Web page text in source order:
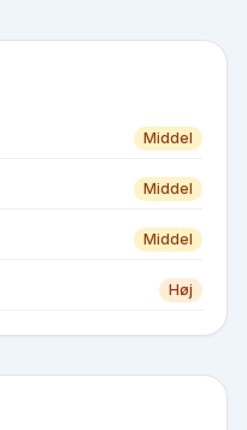
Middel
Middel
Middel
Høj